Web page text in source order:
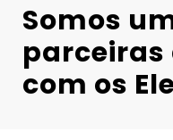
Somos
parceiras
com os